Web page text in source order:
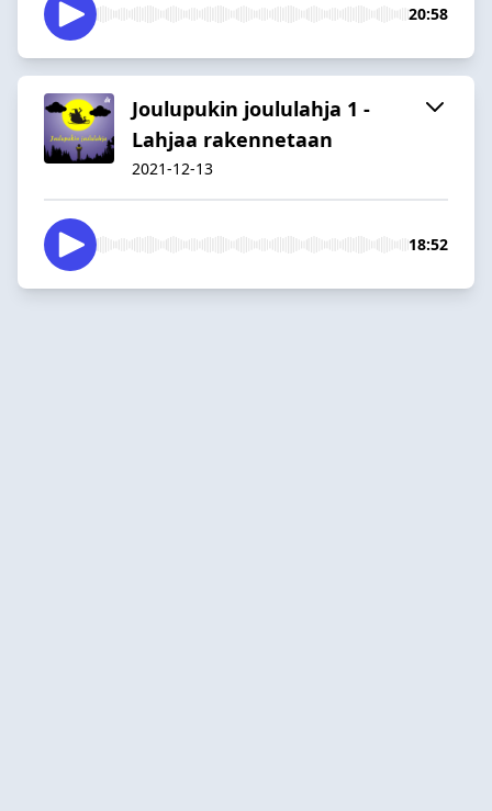
20:58
Joulupukin joululahja 1 -
Lahjaa rakennetaan
2021-12-13
18:52